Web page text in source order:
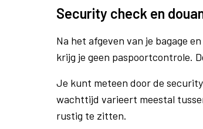
Security check en
Na het afgeven van je bagage
krijg je geen paspoortcontrole.
Je kunt meteen door de
wachttijd varieert meestal
rustig te zitten.